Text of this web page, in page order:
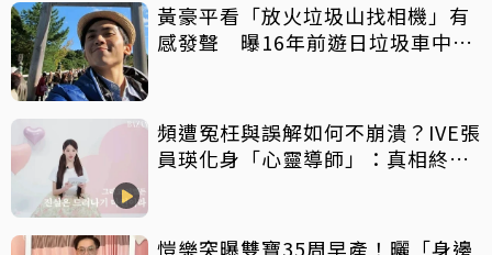
黃豪平看「放火垃圾山找相機」有
感發聲 曝16年前遊日垃圾車中含
頻遭冤枉與誤解如何不崩潰？IVE張
員瑛化身「心靈導師」：真相終會
愷樂突曝雙寶35周早產！曬「身邊